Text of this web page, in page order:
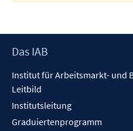
Footer
Das IAB
Institut für Arbeitsmarkt- und
Leitbild
Institutsleitung
Graduiertenprogramm